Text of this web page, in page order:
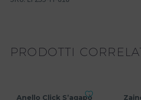
PRODOTTI
Anello Click S’agapò